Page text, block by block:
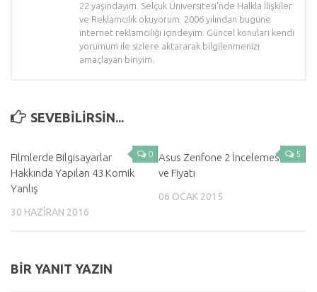
22 yaşındayım. Selçuk Üniversitesi'nde Halkla İlişkiler
ve Reklamcılık okuyorum. 2006 yılından bugüne
internet reklamcılığı içindeyim. Güncel konuları kendi
yorumum ile sizlere aktararak bilgilenmenizi
amaçlayan biriyim.
SEVEBILIRSIN...
0
Filmlerde Bilgisayarlar
Hakkında Yapılan 43 Komik
Yanlış
30 HAZIRAN 2016
5
Asus Zenfone 2 İncelemesi
ve Fiyatı
06 OCAK 2015
BIR YANIT YAZIN